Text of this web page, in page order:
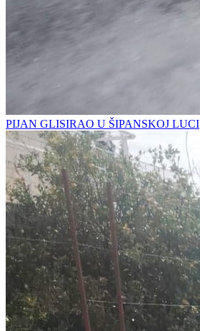
PIJAN GLISIRAO U ŠIPANSKOJ LUCI